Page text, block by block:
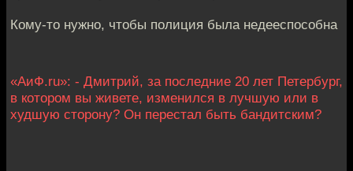
Кому-то нужно, чтобы полиция была недееспособна
«АиФ.ru»: - Дмитрий, за последние 20 лет Петербург,
в котором вы живете, изменился в лучшую или в
худшую сторону? Он перестал быть бандитским?